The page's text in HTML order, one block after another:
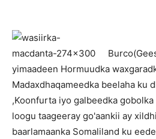
B
yimaadeen Hormuudka
Madaxdhaqameedka beelaha ku
,Koonfurta iyo galbeedka
loogu taageeray go'aankii ay
baarlamaanka Somaliland ku